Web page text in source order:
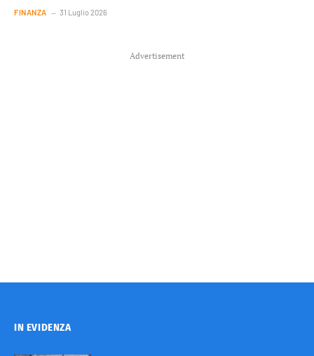
FINANZA 31 Luglio 2026
Advertisement
IN EVIDENZA